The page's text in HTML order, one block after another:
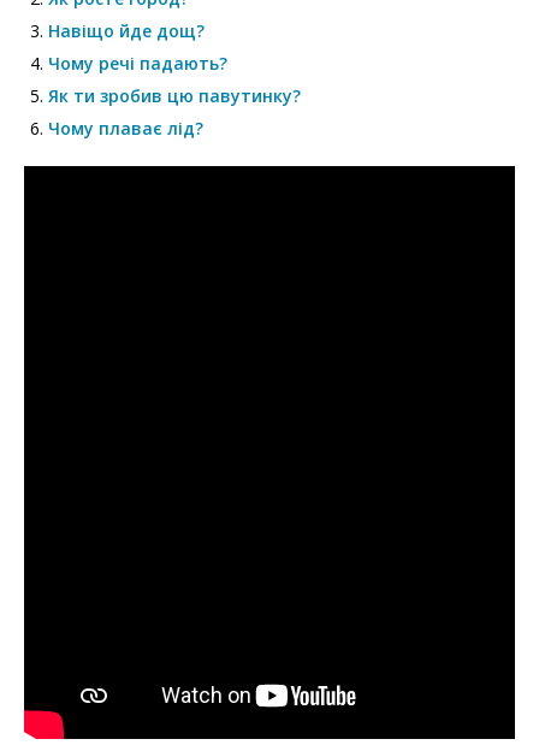
Навіщо йде дощ?
Чому речі падають?
Як ти зробив цю павутинку?
Чому плаває лід?